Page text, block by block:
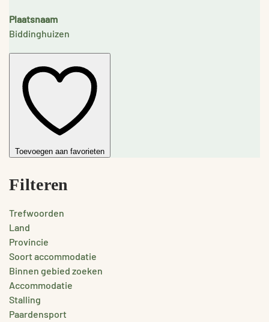
Plaatsnaam
Biddinghuizen
Toevoegen aan favorieten
Filteren
Trefwoorden
Land
Provincie
Soort accommodatie
Binnen gebied zoeken
Accommodatie
Stalling
Paardensport